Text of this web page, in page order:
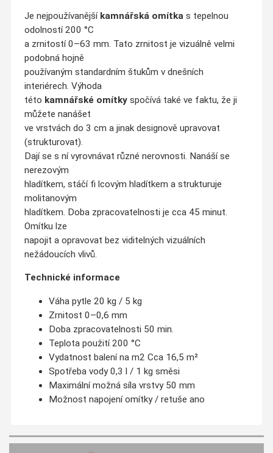
Je nejpoužívanější kamnářská omítkas tepelnou
odolností 200 °C
a zrnitostí 0–63 mm. Tato zrnitost je vizuálně velmi
podobná hojně
používaným standardním štukům v dnešních
interiérech. Výhoda
této kamnářské omítkyspočívá také ve faktu, že ji
můžete nanášet
ve vrstvách do 3 cm a jinak designově upravovat
(strukturovat).
Dají se s ní vyrovnávat různé nerovnosti. Nanáší se
nerezovým
hladítkem, stáčí fi lcovým hladítkem a strukturuje
molitanovým
hladítkem. Doba zpracovatelnosti je cca 45 minut.
Omítku lze
napojit a opravovat bez viditelných vizuálních
nežádoucích vlivů.
Technické informace
Váha pytle 20 kg / 5 kg
Zrnitost 0–0,6 mm
Doba zpracovatelnosti 50 min.
Teplota použití 200 °C
Vydatnost balení na m2 Cca 16,5 m²
Spotřeba vody 0,3 l / 1 kg směsi
Maximální možná síla vrstvy 50 mm
Možnost napojení omítky / retuše ano